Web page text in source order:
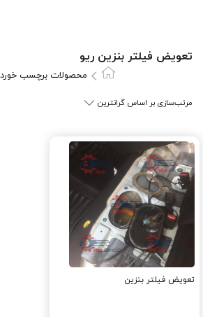
تعویض فیلتر بنزین ريو
محصولات برچسب
تعویض فیلتر بنزین